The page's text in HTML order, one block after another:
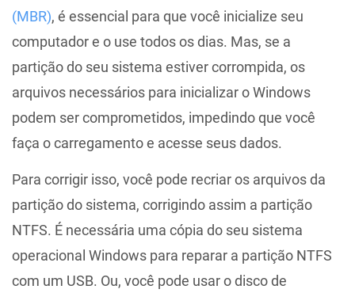
(MBR), é essencial para que você inicialize seu
computador e o use todos os dias. Mas, se a
partição do seu sistema estiver corrompida, os
arquivos necessários para inicializar o Windows
podem ser comprometidos, impedindo que você
faça o carregamento e acesse seus dados.
Para corrigir isso, você pode recriar os arquivos da
partição do sistema, corrigindo assim a partição
NTFS. É necessária uma cópia do seu sistema
operacional Windows para reparar a partição NTFS
com um USB. Ou, você pode usar o disco de